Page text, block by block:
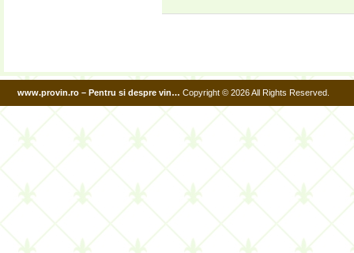
www.provin.ro – Pentru si despre vin… Copyright © 2026 All Rights Reserved.